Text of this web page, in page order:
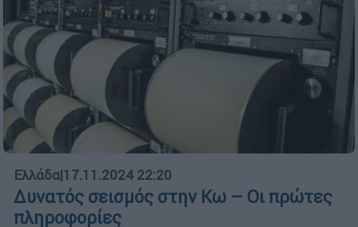
Ελλάδα|17.11.2024 22:20
Δυνατός σεισμός στην Κω – Οι πρώτες
πληροφορίες